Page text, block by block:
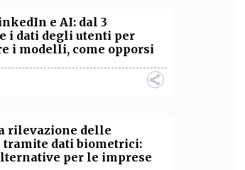
e AI: dal 3
i dati degli utenti per
i modelli, come opporsi
rilevazione delle
tramite dati biometrici:
per le imprese